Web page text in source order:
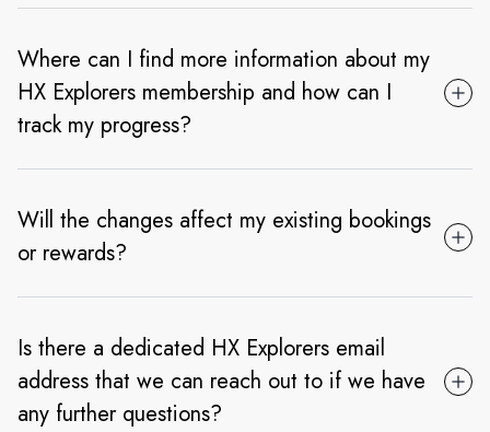
Where can I find more information about my
HX Explorers membership and how can I
track my progress?
Will the changes affect my existing bookings
or rewards?
Is there a dedicated HX Explorers email
address that we can reach out to if we have
any further questions?